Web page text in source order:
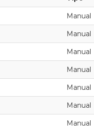
Manual
Manual
Manual
Manual
Manual
Manual
Manual